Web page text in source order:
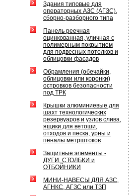
Здания типовые для
операторных АЗС (АГЗС),
сборно-разборного типа
Панель реечная
оцинкованная, уличная с
полимерным покрытием
для подвесных потолков и
облицовки фасадов
Обрамления (обечайки,
облицовки или коронки)
островков безопасности
под ТРК
Крышки алюминиевые для
шахт технологических
резервуаров и узлов слива,
ящики для ветоши,
отходов и песка, урны и
пеналы метрштоков
Защитные элементы -
ДУГИ, СТОЛБКИ и
ОТБОЙНИКИ
МИНИ-НАВЕСЫ ДЛЯ АЗС,
АГНКС, АГЗС или ТЗП